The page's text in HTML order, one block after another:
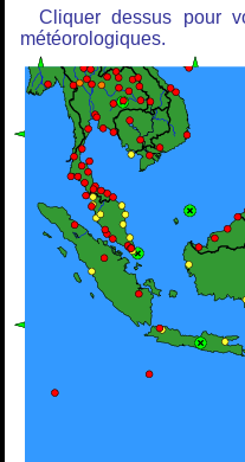
Cliquer dessus pour
météorologiques.